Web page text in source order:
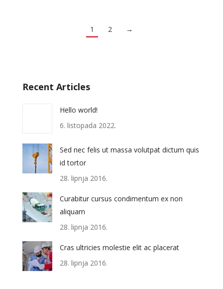
1 2 →
Recent Articles
Hello world!
6. listopada 2022.
Sed nec felis ut massa volutpat dictum quis
id tortor
28. lipnja 2016.
Curabitur cursus condimentum ex non
aliquam
28. lipnja 2016.
Cras ultricies molestie elit ac placerat
28. lipnja 2016.